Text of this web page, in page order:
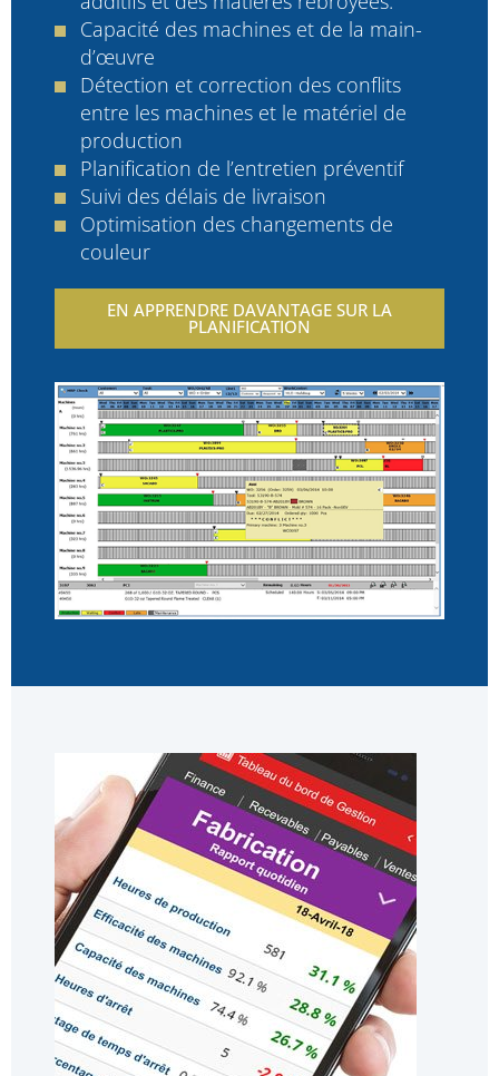
Capacité des machines et de la main-
d’œuvre
Détection et correction des conflits
entre les machines et le matériel de
production
Planification de l’entretien préventif
Suivi des délais de livraison
Optimisation des changements de
couleur
EN APPRENDRE DAVANTAGE SUR LA
PLANIFICATION